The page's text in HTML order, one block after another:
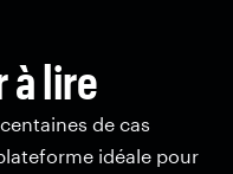
à lire
de cas
idéale pour